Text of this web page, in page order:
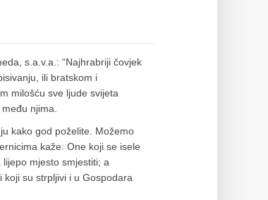
s.a.v.a.: “Najhrabriji čovjek
ili bratskom i
milošću sve ljude svijeta
njima.
kako god poželite. Možemo
kaže: One koji se isele
mjesto smjestiti; a
koji su strpljivi i u Gospodara